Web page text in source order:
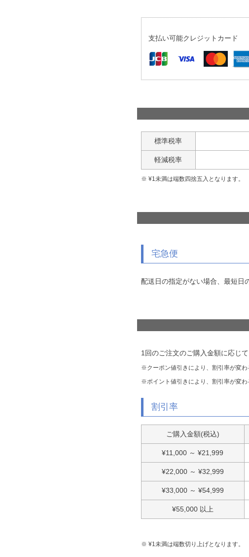
支払い可能クレジットカード
標準税率
軽減税率
¥1未満は端数四捨五入となります。
宅急便
配送日の指定がない場合、最短日
1回のご注文のご購入金額に応じ
クーポン値引きにより、割引率が変わ
ポイント値引きにより、割引率が変わ
割引率
ご購入金額(税込)
¥11,000 ～ ¥21,999
¥22,000 ～ ¥32,999
¥33,000 ～ ¥54,999
¥55,000 以上
¥1未満は端数切り上げとなります。